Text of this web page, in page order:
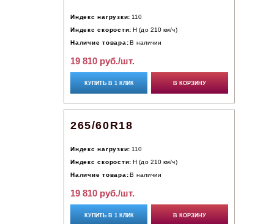
Индекс нагрузки: 110
Индекс скорости: H (до 210 км/ч)
Наличие товара: В наличии
19 810 руб./шт.
КУПИТЬ В 1 КЛИК В КОРЗИНУ
265/60R18
Индекс нагрузки: 110
Индекс скорости: H (до 210 км/ч)
Наличие товара: В наличии
19 810 руб./шт.
КУПИТЬ В 1 КЛИК В КОРЗИНУ